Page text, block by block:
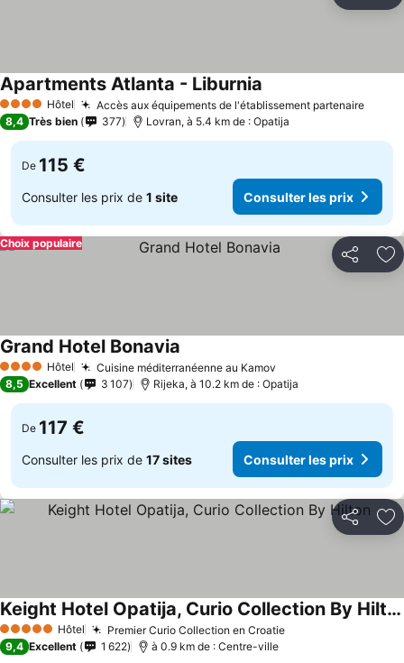
4 Étoiles Hôtel Accès aux équipements de l'établissement partenaire
Apartments Atlanta - Liburnia
8,4 Très bien 377 Lovran, à 5.4 km de : Opatija
De 115 €
Consulter les prix de 1 site Consulter les prix
Partager
Choix populaire
4 Étoiles Hôtel Cuisine méditerranéenne au Kamov
Grand Hotel Bonavia
8,5 Excellent 3 107 Rijeka, à 10.2 km de : Opatija
De 117 €
Consulter les prix de 17 sites Consulter les prix
Partager
5 Étoiles Hôtel Premier Curio Collection en Croatie
Keight Hotel Opatija, Curio Collection By Hilton
9,4 Excellent 1 622 à 0.9 km de : Centre-ville